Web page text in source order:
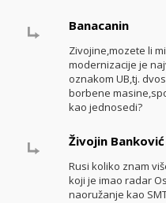
Banacanin
Zivojine,mozete li
modernizacije je
oznakom UB,tj.
borbene
kao jednosedi?
Živojin Banković
Rusi koliko znam
koji je imao radar
naoružanje kao